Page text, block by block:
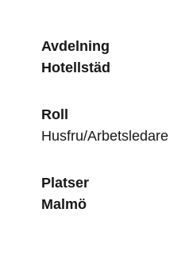
Avdelning
Hotellstäd
Roll
Husfru/Arbetsledare
Platser
Malmö